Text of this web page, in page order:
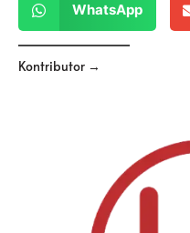
WhatsApp
Kontributor →